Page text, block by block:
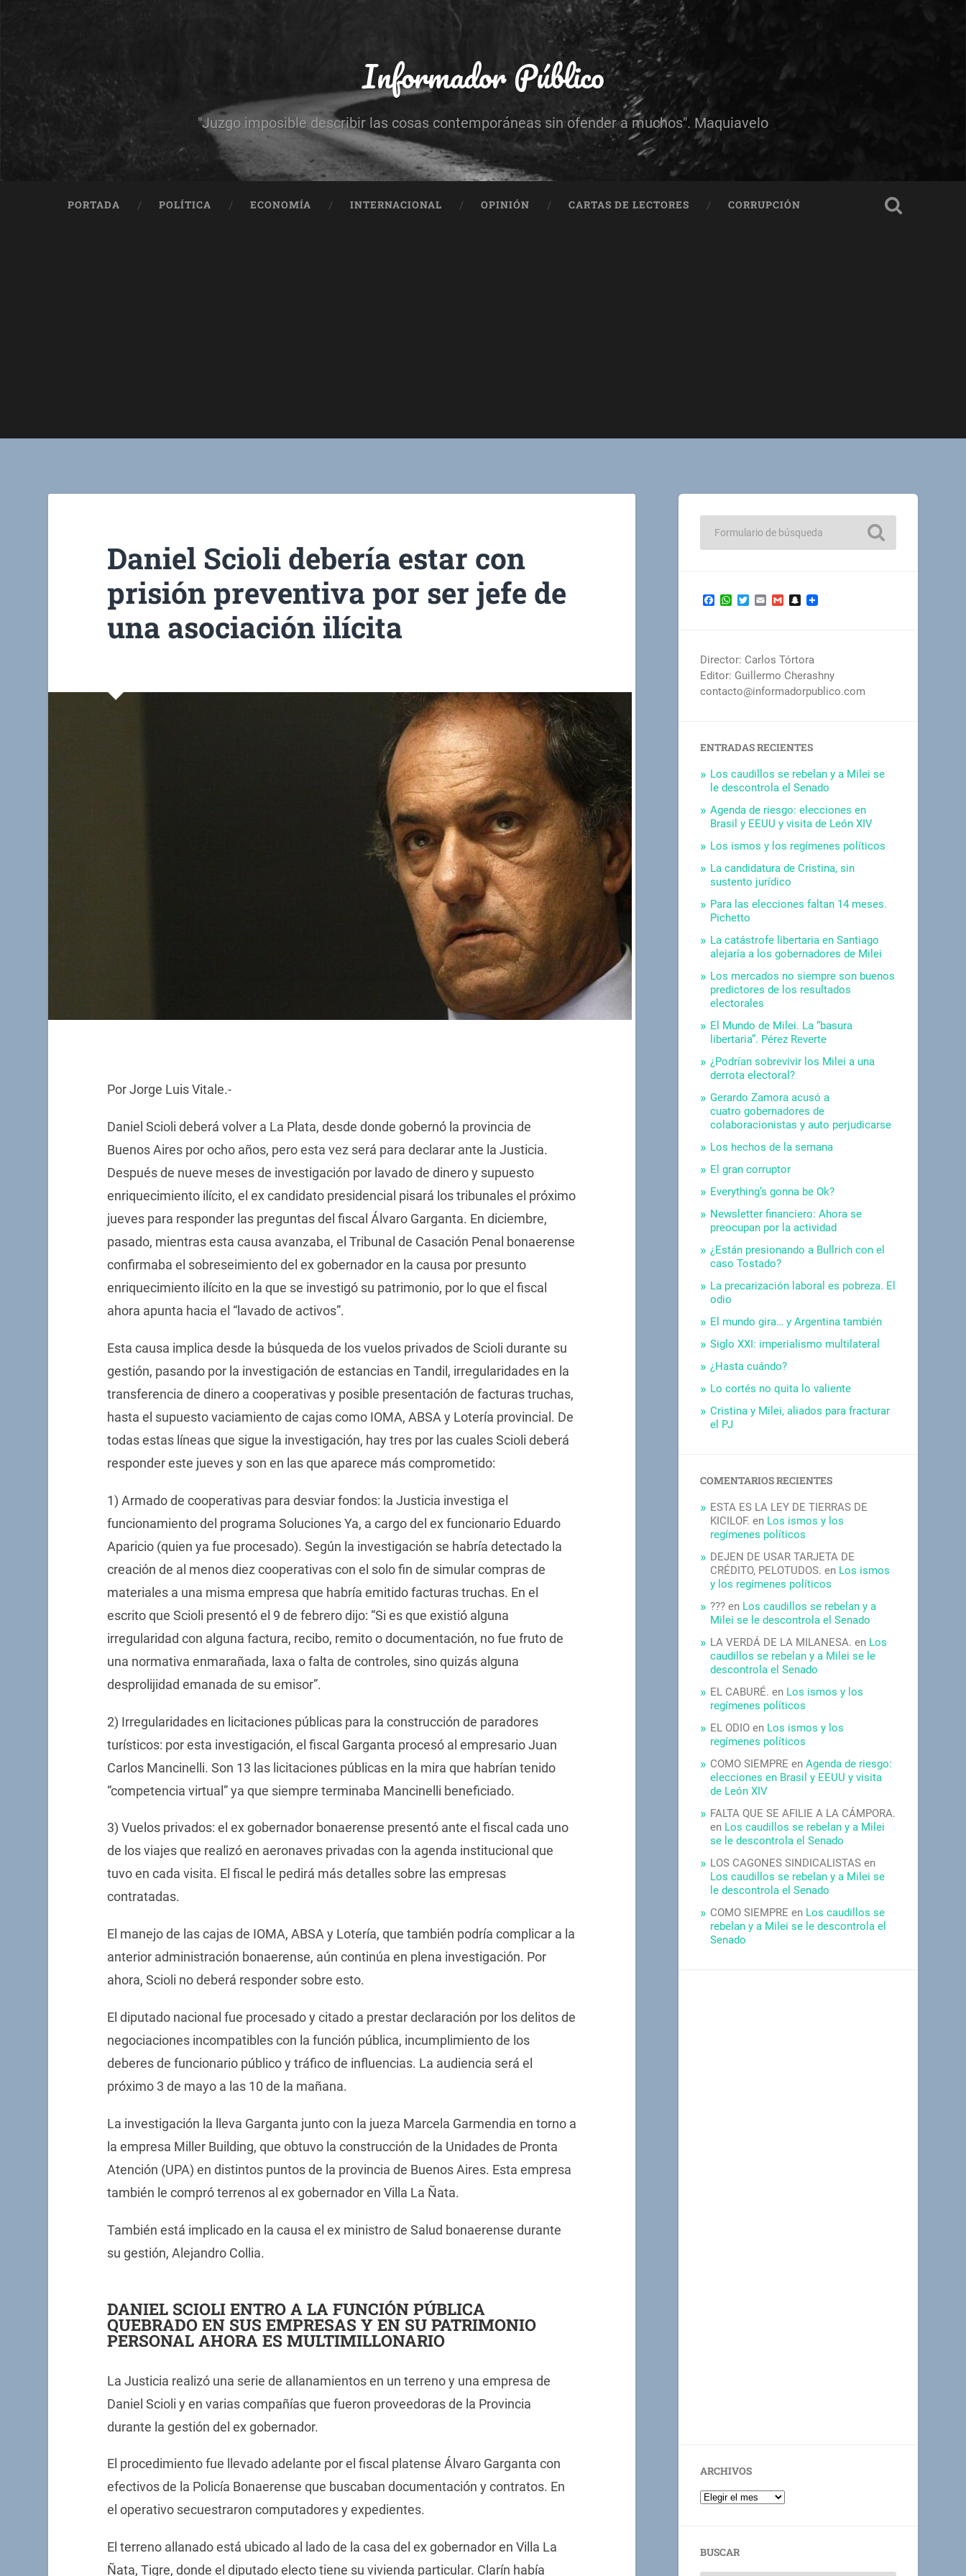
Informador Público
"Juzgo imposible describir las cosas contemporáneas sin ofender a muchos". Maquiavelo
PORTADA POLÍTICA ECONOMÍA INTERNACIONAL OPINIÓN CARTAS DE LECTORES CORRUPCIÓN
Daniel Scioli debería estar con
prisión preventiva por ser jefe de
una asociación ilícita
Por Jorge Luis Vitale.-
Daniel Scioli deberá volver a La Plata, desde donde gobernó la provincia de
Buenos Aires por ocho años, pero esta vez será para declarar ante la Justicia.
Después de nueve meses de investigación por lavado de dinero y supuesto
enriquecimiento ilícito, el ex candidato presidencial pisará los tribunales el próximo
jueves para responder las preguntas del fiscal Álvaro Garganta. En diciembre,
pasado, mientras esta causa avanzaba, el Tribunal de Casación Penal bonaerense
confirmaba el sobreseimiento del ex gobernador en la causa por presunto
enriquecimiento ilícito en la que se investigó su patrimonio, por lo que el fiscal
ahora apunta hacia el “lavado de activos”.
Esta causa implica desde la búsqueda de los vuelos privados de Scioli durante su
gestión, pasando por la investigación de estancias en Tandil, irregularidades en la
transferencia de dinero a cooperativas y posible presentación de facturas truchas,
hasta el supuesto vaciamiento de cajas como IOMA, ABSA y Lotería provincial. De
todas estas líneas que sigue la investigación, hay tres por las cuales Scioli deberá
responder este jueves y son en las que aparece más comprometido:
1) Armado de cooperativas para desviar fondos: la Justicia investiga el
funcionamiento del programa Soluciones Ya, a cargo del ex funcionario Eduardo
Aparicio (quien ya fue procesado). Según la investigación se habría detectado la
creación de al menos diez cooperativas con el solo fin de simular compras de
materiales a una misma empresa que habría emitido facturas truchas. En el
escrito que Scioli presentó el 9 de febrero dijo: “Si es que existió alguna
irregularidad con alguna factura, recibo, remito o documentación, no fue fruto de
una normativa enmarañada, laxa o falta de controles, sino quizás alguna
desprolijidad emanada de su emisor”.
2) Irregularidades en licitaciones públicas para la construcción de paradores
turísticos: por esta investigación, el fiscal Garganta procesó al empresario Juan
Carlos Mancinelli. Son 13 las licitaciones públicas en la mira que habrían tenido
“competencia virtual” ya que siempre terminaba Mancinelli beneficiado.
3) Vuelos privados: el ex gobernador bonaerense presentó ante el fiscal cada uno
de los viajes que realizó en aeronaves privadas con la agenda institucional que
tuvo en cada visita. El fiscal le pedirá más detalles sobre las empresas
contratadas.
El manejo de las cajas de IOMA, ABSA y Lotería, que también podría complicar a la
anterior administración bonaerense, aún continúa en plena investigación. Por
ahora, Scioli no deberá responder sobre esto.
El diputado nacional fue procesado y citado a prestar declaración por los delitos de
negociaciones incompatibles con la función pública, incumplimiento de los
deberes de funcionario público y tráfico de influencias. La audiencia será el
próximo 3 de mayo a las 10 de la mañana.
La investigación la lleva Garganta junto con la jueza Marcela Garmendia en torno a
la empresa Miller Building, que obtuvo la construcción de la Unidades de Pronta
Atención (UPA) en distintos puntos de la provincia de Buenos Aires. Esta empresa
también le compró terrenos al ex gobernador en Villa La Ñata.
También está implicado en la causa el ex ministro de Salud bonaerense durante
su gestión, Alejandro Collia.
DANIEL SCIOLI ENTRO A LA FUNCIÓN PÚBLICA
QUEBRADO EN SUS EMPRESAS Y EN SU PATRIMONIO
PERSONAL AHORA ES MULTIMILLONARIO
La Justicia realizó una serie de allanamientos en un terreno y una empresa de
Daniel Scioli y en varias compañías que fueron proveedoras de la Provincia
durante la gestión del ex gobernador.
El procedimiento fue llevado adelante por el fiscal platense Álvaro Garganta con
efectivos de la Policía Bonaerense que buscaban documentación y contratos. En
el operativo secuestraron computadores y expedientes.
El terreno allanado está ubicado al lado de la casa del ex gobernador en Villa La
Ñata, Tigre, donde el diputado electo tiene su vivienda particular. Clarín había
Facebook
WhatsApp
TwitterEmailGmailSnapchat
Director: Carlos Tórtora
Editor: Guillermo Cherashny
contacto@informadorpublico.com
ENTRADAS RECIENTES
Los caudillos se rebelan y a Milei se
le descontrola el Senado
Agenda de riesgo: elecciones en
Brasil y EEUU y visita de León XIV
Los ismos y los regímenes políticos
La candidatura de Cristina, sin
sustento jurídico
Para las elecciones faltan 14 meses.
Pichetto
La catástrofe libertaria en Santiago
alejaría a los gobernadores de Milei
Los mercados no siempre son buenos
predictores de los resultados
electorales
El Mundo de Milei. La “basura
libertaria”. Pérez Reverte
¿Podrían sobrevivir los Milei a una
derrota electoral?
Gerardo Zamora acusó a
cuatro gobernadores de
colaboracionistas y auto perjudicarse
Los hechos de la semana
El gran corruptor
Everything’s gonna be Ok?
Newsletter financiero: Ahora se
preocupan por la actividad
¿Están presionando a Bullrich con el
caso Tostado?
La precarización laboral es pobreza. El
odio
El mundo gira… y Argentina también
Siglo XXI: imperialismo multilateral
¿Hasta cuándo?
Lo cortés no quita lo valiente
Cristina y Milei, aliados para fracturar
el PJ
COMENTARIOS RECIENTES
ESTA ES LA LEY DE TIERRAS DE
KICILOF. en Los ismos y los
regímenes políticos
DEJEN DE USAR TARJETA DE
CRÉDITO, PELOTUDOS. en Los ismos
y los regímenes políticos
??? en Los caudillos se rebelan y a
Milei se le descontrola el Senado
LA VERDÁ DE LA MILANESA. en Los
caudillos se rebelan y a Milei se le
descontrola el Senado
EL CABURÉ. en Los ismos y los
regímenes políticos
EL ODIO en Los ismos y los
regímenes políticos
COMO SIEMPRE enAgenda de riesgo:
elecciones en Brasil y EEUU y visita
de León XIV
FALTA QUE SE AFILIE A LA CÁMPORA.
en Los caudillos se rebelan y a Milei
se le descontrola el Senado
LOS CAGONES SINDICALISTAS en
Los caudillos se rebelan y a Milei se
le descontrola el Senado
COMO SIEMPRE en Los caudillos se
rebelan y a Milei se le descontrola el
Senado
ARCHIVOS
BUSCAR